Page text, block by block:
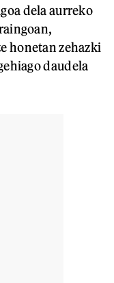
dela aurreko
honetan zehazki
daudela